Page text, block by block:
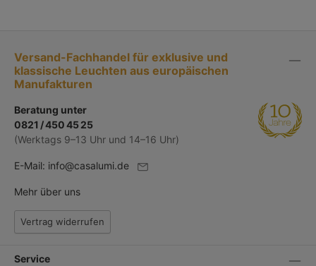
Versand-Fachhandel für exklusive und
klassische Leuchten aus europäischen
Manufakturen
Beratung unter
0821 / 450 45 25
(Werktags 9–13 Uhr und 14–16 Uhr)
E-Mail: info@casalumi.de
Mehr über uns
Vertrag widerrufen
Service